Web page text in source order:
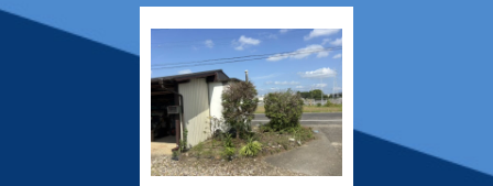
と樹木の健やかな成長を
サポー